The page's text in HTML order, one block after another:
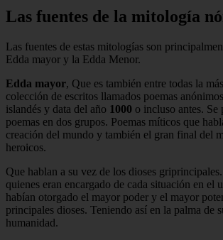
Las fuentes de la mitología
Las fuentes de estas mitologías son
Edda mayor y la Edda Menor.
Edda mayor, Que es también entre todas la
colección de escritos llamados poemas
islandés y data del año 1000 o incluso antes.
poemas en dos grupos. Poemas míticos que
creación del mundo y también el gran final del
heroicos.
Que hablan a su vez de los dioses griprincipales.
quienes eran encargado de cada situación en el
habían otorgado el mayor poder y el mayor
principales dioses. Teniendo así en la palma de
humanidad.